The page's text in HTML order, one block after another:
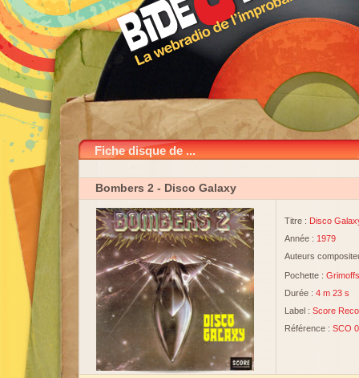
Fiche disque de ...
Bombers 2 - Disco Galaxy
Titre : Disco
Année : 1979
Auteurs
Pochette :
Durée : 4 m 23 s
Label : Score
Référence : SCO